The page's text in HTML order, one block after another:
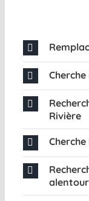
Rivière